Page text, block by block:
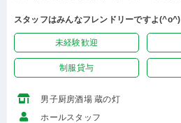
スタッフはみんなフレンドリーですよ(^o^)
未経験歓迎
制服貸与
男子厨房酒場 蔵の灯
ホールスタッフ